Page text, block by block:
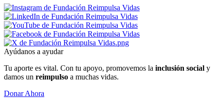
Ayúdanos a ayudar
Tu aporte es vital. Con tu apoyo, promovemos la inclusión social y
damos un reimpulso a muchas vidas.
Donar Ahora